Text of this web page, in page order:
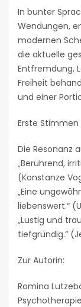
In bunter
Wendungen,
modernen
die aktuelle
Entfremdung,
Freiheit
und einer
Erste Stimmen
Die Resonanz
„Berührend,
(Konstanze
„Eine
liebenswert.“
„Lustig und
tiefgründig.“
Zur Autorin:
Romina